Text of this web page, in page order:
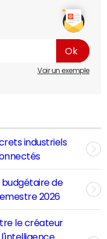
Voir un exemple
industriels
budgétaire de
2026
le créateur
l'intelligence